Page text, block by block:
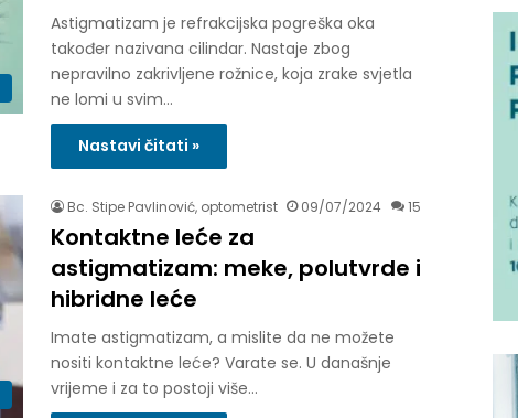
Astigmatizam je refrakcijska pogreška oka
također nazivana cilindar. Nastaje zbog
nepravilno zakrivljene rožnice, koja zrake svjetla
ne lomi u svim…
Nastavi čitati »
Bc. Stipe Pavlinović, optometrist 09/07/2024 15
Kontaktne leće za
astigmatizam: meke, polutvrde i
hibridne leće
Imate astigmatizam, a mislite da ne možete
nositi kontaktne leće? Varate se. U današnje
vrijeme i za to postoji više…